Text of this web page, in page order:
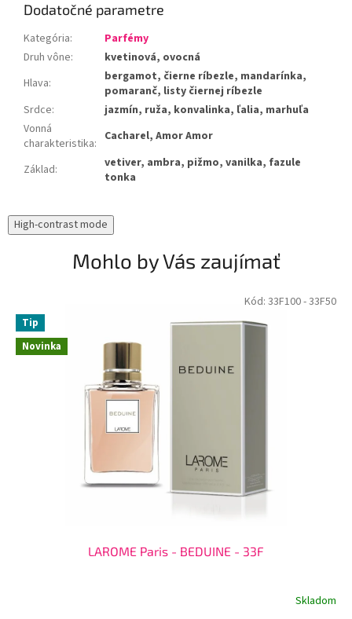
Dodatočné parametre
Kategória:
Parfémy
Druh vône:
kvetinová, ovocná
Hlava:
bergamot, čierne ríbezle, mandarínka,
pomaranč, listy čiernej ríbezle
Srdce:
jazmín, ruža, konvalinka, ľalia, marhuľa
Vonná
charakteristika: Cacharel, Amor Amor
Základ:
vetiver, ambra, pižmo, vanilka, fazule
tonka
High-contrast mode
Mohlo by Vás zaujímať
Novinka
Tip
LAROME Paris - BEDUINE - 33F
Skladom
Kód: 33F100- 33F50